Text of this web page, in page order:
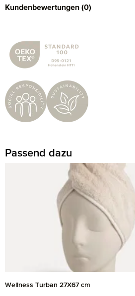
Kundenbewertungen (0)
Passend dazu
Produktgalerie überspringen
Wellness Turban 27X67 cm